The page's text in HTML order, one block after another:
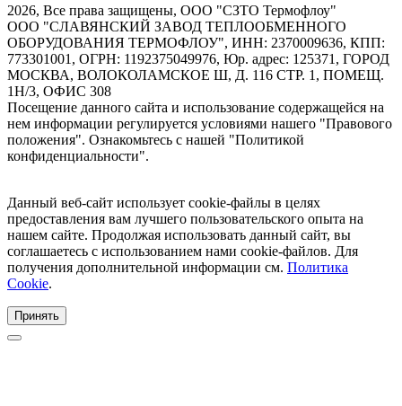
2026, Все права защищены, ООО "СЗТО Термофлоу"
ООО "СЛАВЯНСКИЙ ЗАВОД ТЕПЛООБМЕННОГО
ОБОРУДОВАНИЯ ТЕРМОФЛОУ", ИНН: 2370009636, КПП:
773301001, ОГРН: 1192375049976, Юр. адрес: 125371, ГОРОД
МОСКВА, ВОЛОКОЛАМСКОЕ Ш, Д. 116 СТР. 1, ПОМЕЩ.
1Н/3, ОФИС 308
Посещение данного сайта и использование содержащейся на
нем информации регулируется условиями нашего "Правового
положения". Ознакомьтесь с нашей "Политикой
конфиденциальности".
Данный веб-сайт использует cookie-файлы в целях
предоставления вам лучшего пользовательского опыта на
нашем сайте. Продолжая использовать данный сайт, вы
соглашаетесь с использованием нами cookie-файлов. Для
получения дополнительной информации см. Политика
Cookie.
Принять